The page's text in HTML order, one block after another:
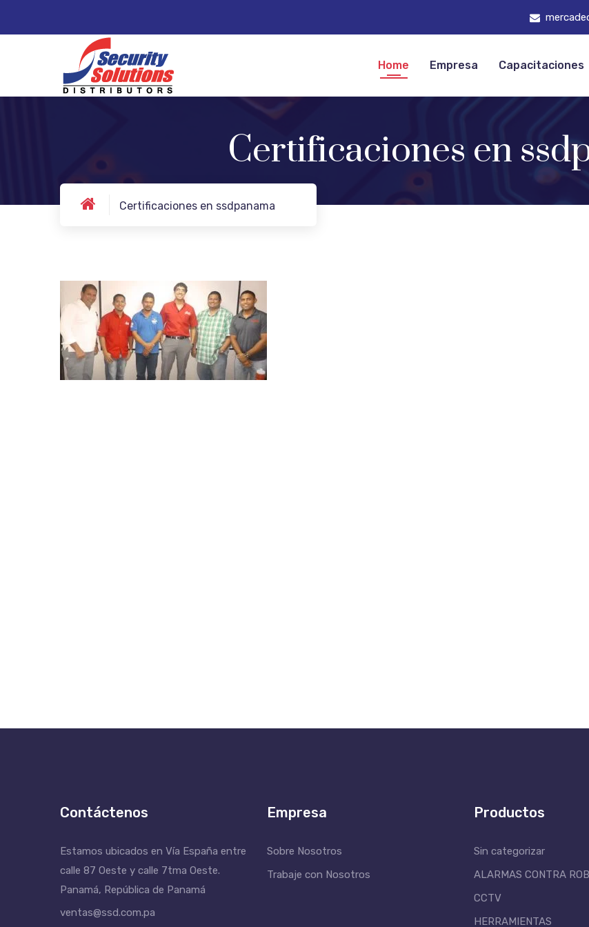
Home Empresa Capacitaciones
Certificaciones en
Certificaciones en ssdpanama
Contáctenos
Estamos ubicados en Vía España entre
calle 87 Oeste y calle 7tma Oeste.
Panamá, República de Panamá
ventas@ssd.com.pa
Empresa
Sobre Nosotros
Trabaje con Nosotros
Productos
Sin categorizar
ALARMAS CONTRA
CCTV
HERRAMIENTAS